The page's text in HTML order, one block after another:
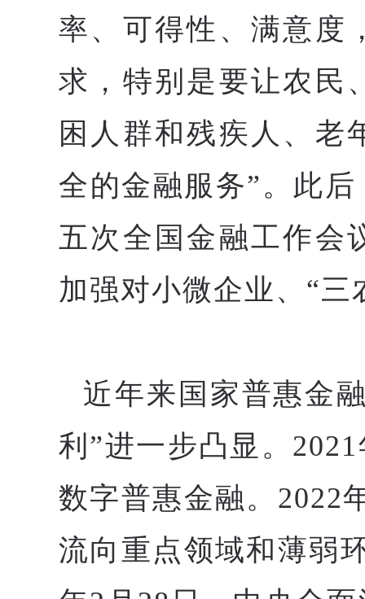
率、可得性、满意度
求，特别是要让农民
困人群和残疾人、老
全的金融服务”。此
五次全国金融工作会
加强对小微企业、“
近年来国家普惠金
利”进一步凸显。
数字普惠金融。2022
流向重点领域和薄弱